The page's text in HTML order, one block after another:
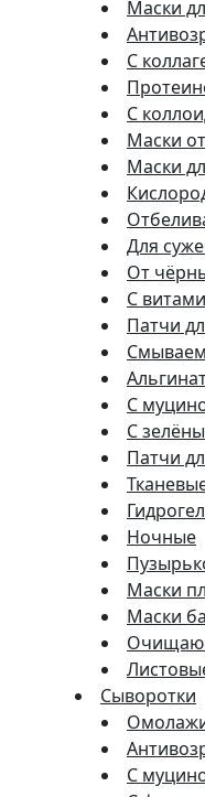
Маски
С
С
Маски
Маски
Для
От
С
Патчи
С
С
Патчи
Ночные
Маски
Маски
Сыворотки
С